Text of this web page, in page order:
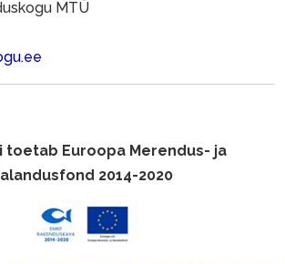
MTÜ
toetab Euroopa Merendus- ja
2014-2020